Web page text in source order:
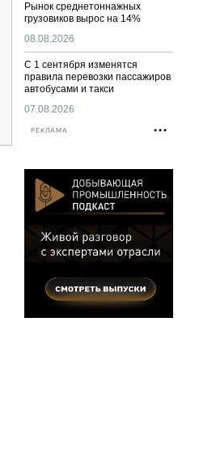
Рынок среднетоннажных
грузовиков вырос на 14%
08.08.2026
С 1 сентября изменятся
правила перевозки пассажиров
автобусами и такси
07.08.2026
РЕКЛАМА